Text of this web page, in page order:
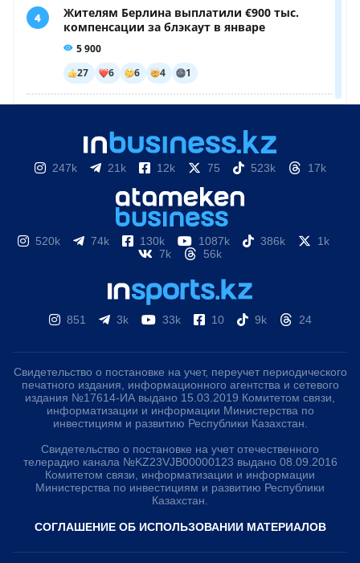
247k 21k 12k 75 523k 17k
520k 74k 130k 1087k 386k
1k
7k
56k
851 3k 33k 10 9k 24
Свидетельство о постановке на учет, переучет периодического
печатного издания, информационного агентства и сетевого
издания №17614-ИА выдано 15.03.2019 Комитетом связи,
информатизации и информации Министерства по
инвестициям и развитию Республики Казахстан.
Свидетельство о постановке на учет отечественного
телерадио канала №KZ23VJB00000123 выдано 08.09.2016
Комитетом связи, информатизации и информации
Министерства по инвестициям и развитию Республики
Казахстан.
СОГЛАШЕНИЕ ОБ ИСПОЛЬЗОВАНИИ МАТЕРИАЛОВ